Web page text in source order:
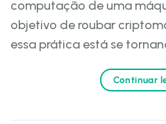
computação de uma
objetivo de roubar
essa prática está se
Continuar